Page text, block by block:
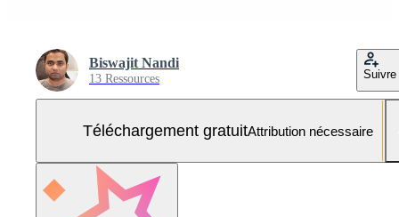
Biswajit Nandi
13 Ressources Suivre
Téléchargement gratuitAttribution nécessaire